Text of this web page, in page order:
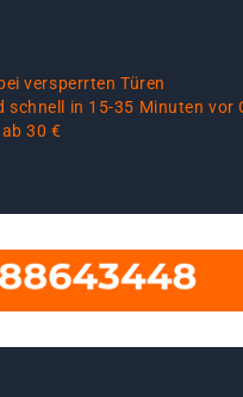
versperrten Türen
schnell in 15-35 Minuten vor
30 €